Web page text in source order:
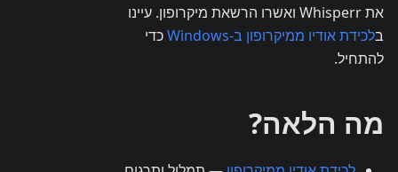
את Whisperr ואשרו הרשאת מיקרופון. עיינו
בלכידת אודיו ממיקרופון ב-Windows
כדי
להתחיל.
מה הלאה?